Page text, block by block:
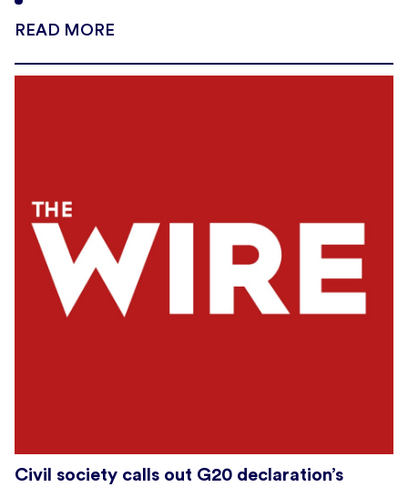
READ MORE
Civil society calls out G20 declaration’s